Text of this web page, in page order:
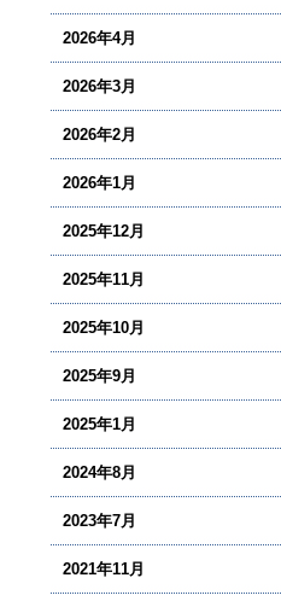
2026年4月
2026年3月
2026年2月
2026年1月
2025年12月
2025年11月
2025年10月
2025年9月
2025年1月
2024年8月
2023年7月
2021年11月